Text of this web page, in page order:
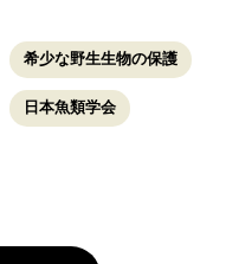
希少な野生生物の保護
日本魚類学会